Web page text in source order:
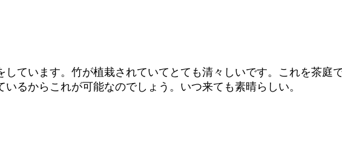
ています。竹が植栽されていてとても清々しいです。これを茶庭
るからこれが可能なのでしょう。いつ来ても素晴らしい。